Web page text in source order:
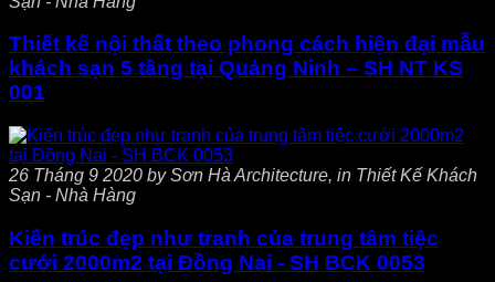
Thiết kế nội thất theo phong cách hiện đại mẫu
khách sạn 5 tầng tại Quảng Ninh – SH NT KS
001
26 Tháng 9 2020 by Sơn Hà Architecture, in Thiết Kế Khách
Sạn - Nhà Hàng
Kiến trúc đẹp như tranh của trung tâm tiệc
cưới 2000m2 tại Đồng Nai - SH BCK 0053